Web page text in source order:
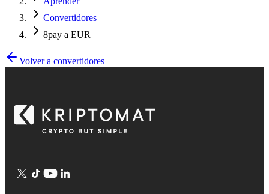
Convertidores
8pay a EUR
Volver a convertidores